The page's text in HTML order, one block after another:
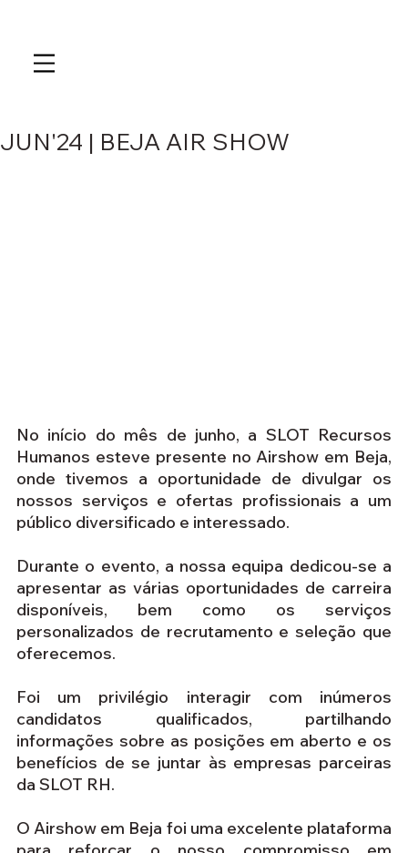
JUN'24 | BEJA AIR SHOW
No início do mês de junho, a SLOT Recursos
Humanos esteve presente no Airshow em Beja,
onde tivemos a oportunidade de divulgar os
nossos serviços e ofertas profissionais a um
público diversificado e interessado.
Durante o evento, a nossa equipa dedicou-se a
apresentar as várias oportunidades de carreira
disponíveis, bem como os serviços
personalizados de recrutamento e seleção que
oferecemos.
Foi um privilégio interagir com inúmeros
candidatos qualificados, partilhando
informações sobre as posições em aberto e os
benefícios de se juntar às empresas parceiras
da SLOT RH.
O Airshow em Beja foi uma excelente plataforma